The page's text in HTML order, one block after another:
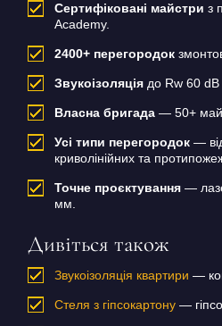
Сертифіковані майстри з
Academy.
2400+ перегородок
Звукоізоляціядо Rw 60 dB
Власна бригада— 50+
Усі типи перегородок—
криволінійних та
Точне проєктування—
мм.
Дивіться також
Звукоізоляція квартири —
Стеля з гіпсокартону—